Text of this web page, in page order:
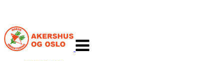
navigasjon